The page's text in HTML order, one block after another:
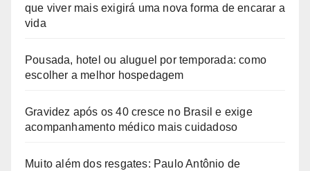
que viver mais exigirá uma nova forma de encarar a
vida
Pousada, hotel ou aluguel por temporada: como
escolher a melhor hospedagem
Gravidez após os 40 cresce no Brasil e exige
acompanhamento médico mais cuidadoso
Muito além dos resgates: Paulo Antônio de